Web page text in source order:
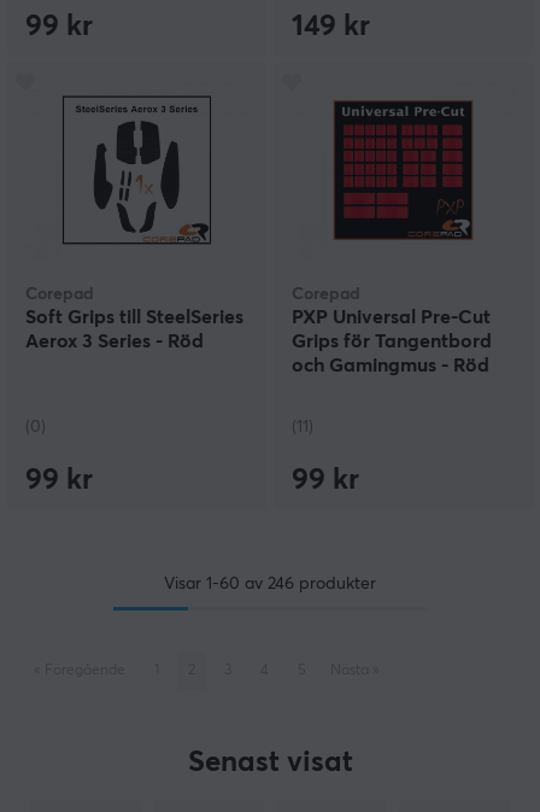
99 kr 149 kr
Corepad
Soft Grips till SteelSeries
Aerox 3 Series - Röd
(0)
99 kr
Corepad
PXP Universal Pre-Cut
Grips för Tangentbord
och Gamingmus - Röd
(11)
99 kr
Visar 1-60 av 246 produkter
Senast visat